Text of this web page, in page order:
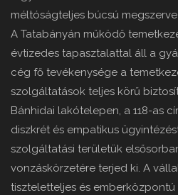
méltóságteljes búcsú
A Tatabányán működő
évtizedes tapasztalattal áll a
cég fő tevékenysége a
szolgáltatások teljes körű
Bánhidai lakótelepen, a 118-as
diszkrét és empatikus
szolgáltatási területük
vonzáskörzetére terjed ki. A
tiszteletteljes és